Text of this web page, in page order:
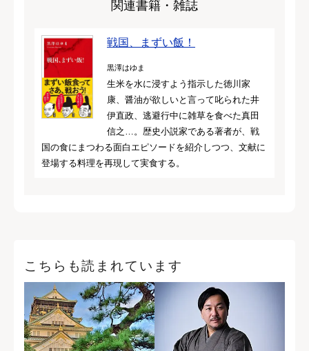
関連書籍・雑誌
戦国、まずい飯！
黒澤はゆま
生米を水に浸すよう指示した徳川家
康、醤油が欲しいと言って叱られた井
伊直政、逃避行中に雑草を食べた真田
信之…。歴史小説家である著者が、戦
国の食にまつわる面白エピソードを紹介しつつ、文献に
登場する料理を再現して実食する。
こちらも読まれています